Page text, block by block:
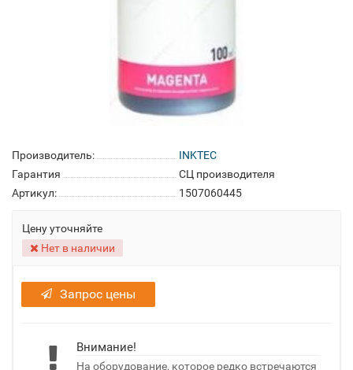
Производитель:
INKTEC
Гарантия
СЦ производителя
Артикул:
1507060445
Цену уточняйте
Нет в наличии
Запрос цены
Внимание!
На оборудование, которое редко встречаются